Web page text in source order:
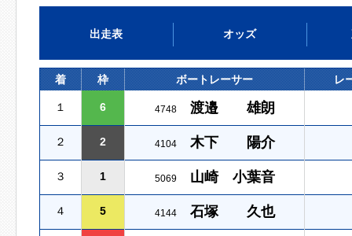
出走表 オッズ
着 枠 ボートレーサー レ
１ 6 4748 渡邉 雄朗
２ 2 4104 木下 陽介
３ 1 5069 山崎 小葉音
４ 5 4144 石塚 久也